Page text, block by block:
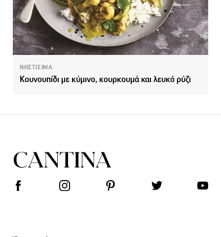
ΝΗΣΤΙΣΙΜΑ
Κουνουπίδι µε κύµινο, κουρκουµά και λευκό ρύζι